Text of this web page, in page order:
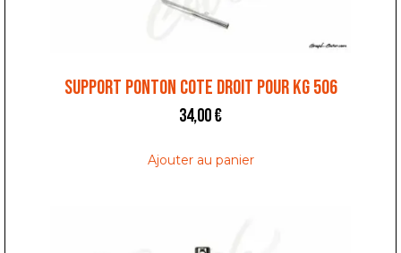
SUPPORT PONTON COTE DROIT POUR KG 506
34,00€
Ajouter au panier